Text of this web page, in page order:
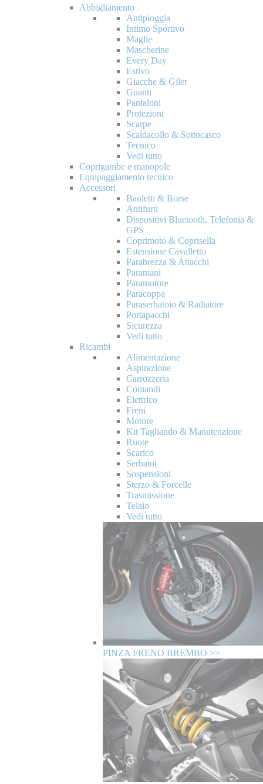
Abbigliamento
Antipioggia
Intimo Sportivo
Maglie
Mascherine
Every Day
Estivo
Giacche & Gilet
Guanti
Pantaloni
Protezioni
Scarpe
Scaldacollo & Sottocasco
Tecnico
Vedi tutto
Coprigambe e manopole
Equipaggiamento tecnico
Accessori
Bauletti & Borse
Antifurti
Dispositivi Bluetooth, Telefonia &
GPS
Coprimoto & Coprisella
Estensione Cavalletto
Parabrezza & Attacchi
Paramani
Paramotore
Paracoppa
Paraserbatoio & Radiatore
Portapacchi
Sicurezza
Vedi tutto
Ricambi
Alimentazione
Aspirazione
Carrozzeria
Comandi
Elettrico
Freni
Motore
Kit Tagliando & Manutenzione
Ruote
Scarico
Serbatoi
Sospensioni
Sterzo & Forcelle
Trasmissione
Telaio
Vedi tutto
PINZA FRENO BREMBO >>